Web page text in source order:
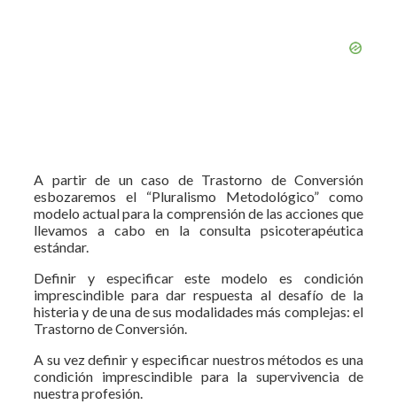
A partir de un caso de Trastorno de Conversión
esbozaremos el “Pluralismo Metodológico” como
modelo actual para la comprensión de las acciones que
llevamos a cabo en la consulta psicoterapéutica
estándar.
Definir y especificar este modelo es condición
imprescindible para dar respuesta al desafío de la
histeria y de una de sus modalidades más complejas: el
Trastorno de Conversión.
A su vez definir y especificar nuestros métodos es una
condición imprescindible para la supervivencia de
nuestra profesión.